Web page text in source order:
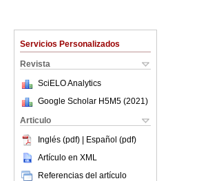
Servicios Personalizados
Revista
SciELO Analytics
Google Scholar H5M5 (2021 )
Articulo
Inglés (pdf) | Español (pdf)
Artículo en XML
Referencias del artículo